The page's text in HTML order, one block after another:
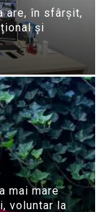
are, în sfârșit,
și
mai mare
voluntar la